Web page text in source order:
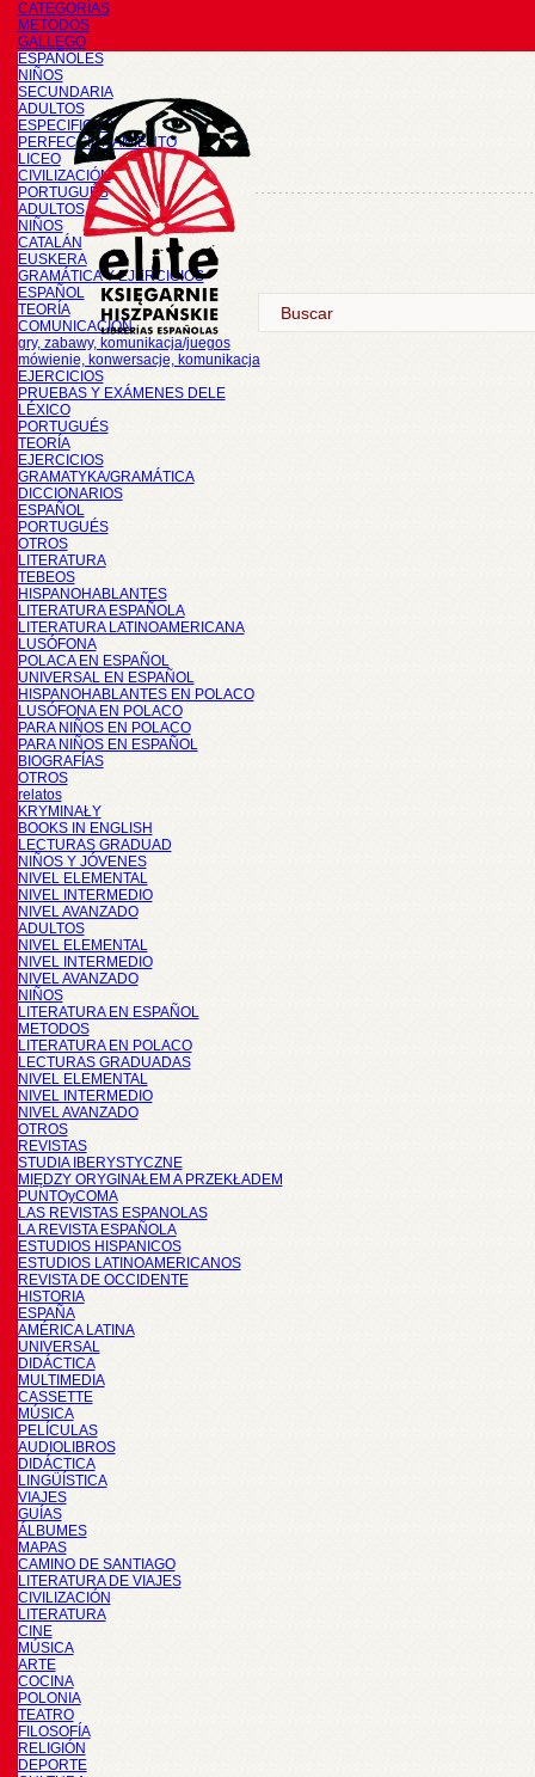
CATEGORÍAS
METODOS
GALLEGO
ESPAÑOLES
NIÑOS
SECUNDARIA
ADULTOS
ESPECIFICOS
PERFECCIONAMIENTO
LICEO
CIVILIZACIÓN
PORTUGUÉS
ADULTOS
NIÑOS
CATALÁN
EUSKERA
GRAMÁTICA Y EJERCICIOS
ESPAÑOL
TEORÍA
COMUNICACIÓN
gry, zabawy, komunikacja/juegos
mówienie, konwersacje, komunikacja
EJERCICIOS
PRUEBAS Y EXÁMENES DELE
LÉXICO
PORTUGUÉS
TEORÍA
EJERCICIOS
GRAMATYKA/GRAMÁTICA
DICCIONARIOS
ESPAÑOL
PORTUGUÉS
OTROS
LITERATURA
TEBEOS
HISPANOHABLANTES
LITERATURA ESPAÑOLA
LITERATURA LATINOAMERICANA
LUSÓFONA
POLACA EN ESPAÑOL
UNIVERSAL EN ESPAÑOL
HISPANOHABLANTES EN POLACO
LUSÓFONA EN POLACO
PARA NIÑOS EN POLACO
PARA NIÑOS EN ESPAÑOL
BIOGRAFÍAS
OTROS
relatos
KRYMINAŁY
BOOKS IN ENGLISH
LECTURAS GRADUAD
NIÑOS Y JÓVENES
NIVEL ELEMENTAL
NIVEL INTERMEDIO
NIVEL AVANZADO
ADULTOS
NIVEL ELEMENTAL
NIVEL INTERMEDIO
NIVEL AVANZADO
NIÑOS
LITERATURA EN ESPAÑOL
METODOS
LITERATURA EN POLACO
LECTURAS GRADUADAS
NIVEL ELEMENTAL
NIVEL INTERMEDIO
NIVEL AVANZADO
OTROS
REVISTAS
STUDIA IBERYSTYCZNE
MIĘDZY ORYGINAŁEM A PRZEKŁADEM
PUNTOyCOMA
LAS REVISTAS ESPANOLAS
LA REVISTA ESPAÑOLA
ESTUDIOS HISPANICOS
ESTUDIOS LATINOAMERICANOS
REVISTA DE OCCIDENTE
HISTORIA
ESPAÑA
AMÉRICA LATINA
UNIVERSAL
DIDÁCTICA
MULTIMEDIA
CASSETTE
MÚSICA
PELÍCULAS
AUDIOLIBROS
DIDÁCTICA
LINGÜÍSTICA
VIAJES
GUÍAS
ÁLBUMES
MAPAS
CAMINO DE SANTIAGO
LITERATURA DE VIAJES
CIVILIZACIÓN
LITERATURA
CINE
MÚSICA
ARTE
COCINA
POLONIA
TEATRO
FILOSOFÍA
RELIGIÓN
DEPORTE